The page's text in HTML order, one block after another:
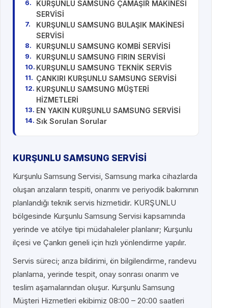
KURŞUNLU SAMSUNG ÇAMAŞIR MAKİNESİ
SERVİSİ
KURŞUNLU SAMSUNG BULAŞIK MAKİNESİ
SERVİSİ
KURŞUNLU SAMSUNG KOMBİ SERVİSİ
KURŞUNLU SAMSUNG FIRIN SERVİSİ
KURŞUNLU SAMSUNG TEKNİK SERVİS
ÇANKIRI KURŞUNLU SAMSUNG SERVİSİ
KURŞUNLU SAMSUNG MÜŞTERİ
HİZMETLERİ
EN YAKIN KURŞUNLU SAMSUNG SERVİSİ
Sık Sorulan Sorular
KURŞUNLU SAMSUNG SERVİSİ
Kurşunlu Samsung Servisi, Samsung marka cihazlarda
oluşan arızaların tespiti, onarımı ve periyodik bakımının
planlandığı teknik servis hizmetidir. KURŞUNLU
bölgesinde Kurşunlu Samsung Servisi kapsamında
yerinde ve atölye tipi müdahaleler planlanır; Kurşunlu
ilçesi ve Çankırı geneli için hızlı yönlendirme yapılır.
Servis süreci; arıza bildirimi, ön bilgilendirme, randevu
planlama, yerinde tespit, onay sonrası onarım ve
teslim aşamalarından oluşur. Kurşunlu Samsung
Müşteri Hizmetleri ekibimiz 08:00 – 20:00 saatleri